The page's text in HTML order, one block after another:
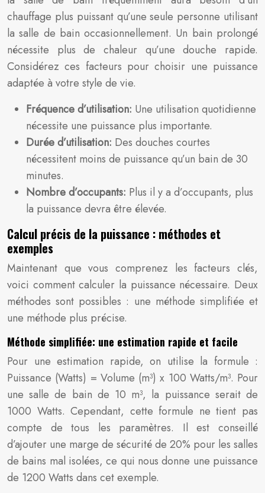
chauffage plus puissant qu’une seule personne utilisant
la salle de bain occasionnellement. Un bain prolongé
nécessite plus de chaleur qu’une douche rapide.
Considérez ces facteurs pour choisir une puissance
adaptée à votre style de vie.
Fréquence d’utilisation: Une utilisation quotidienne
nécessite une puissance plus importante.
Durée d’utilisation: Des douches courtes
nécessitent moins de puissance qu’un bain de 30
minutes.
Nombre d’occupants: Plus il y a d’occupants, plus
la puissance devra être élevée.
Calcul précis de la puissance : méthodes et
exemples
Maintenant que vous comprenez les facteurs clés,
voici comment calculer la puissance nécessaire. Deux
méthodes sont possibles : une méthode simplifiée et
une méthode plus précise.
Méthode simplifiée: une estimation rapide et facile
Pour une estimation rapide, on utilise la formule :
Puissance (Watts) = Volume (m³) x 100 Watts/m³. Pour
une salle de bain de 10 m³, la puissance serait de
1000 Watts. Cependant, cette formule ne tient pas
compte de tous les paramètres. Il est conseillé
d’ajouter une marge de sécurité de 20% pour les salles
de bains mal isolées, ce qui nous donne une puissance
de 1200 Watts dans cet exemple.